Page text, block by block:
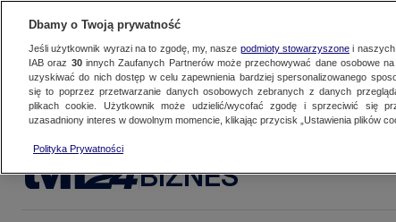
BIZNES
Dbamy o Twoją prywatność
Jeśli użytkownik wyrazi na to zgodę, my, nasze podmioty stowarzyszonei naszych
IAB oraz 30innych Zaufanych Partnerów może przechowywać dane osobowe
uzyskiwać do nich dostęp w celu zapewnienia bardziej spersonalizowanego
się to poprzez przetwarzanie danych osobowych zebranych z danych
plikach cookie. Użytkownik może udzielić/wycofać zgodę i sprzeciwić się
uzasadniony interes w dowolnym momencie, klikając przycisk „Ustawienia plików
Polityka Prywatności